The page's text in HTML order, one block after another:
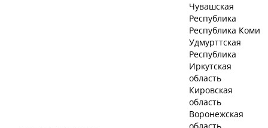
Чувашская
Республика
Республика Коми
Удмурттская
Республика
Иркутская
область
Кировская
область
Воронежская